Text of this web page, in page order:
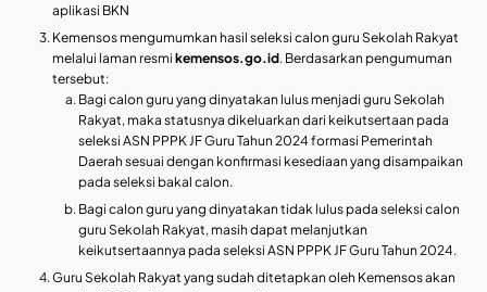
aplikasi BKN
Kemensos mengumumkan hasil seleksi calon guru Sekolah Rakyat
melalui laman resmi kemensos.go.id. Berdasarkan pengumuman
tersebut:
Bagi calon guru yang dinyatakan lulus menjadi guru Sekolah
Rakyat, maka statusnya dikeluarkan dari keikutsertaan pada
seleksi ASN PPPK JF Guru Tahun 2024 formasi Pemerintah
Daerah sesuai dengan konfirmasi kesediaan yang disampaikan
pada seleksi bakal calon.
Bagi calon guru yang dinyatakan tidak lulus pada seleksi calon
guru Sekolah Rakyat, masih dapat melanjutkan
keikutsertaannya pada seleksi ASN PPPK JF Guru Tahun 2024.
Guru Sekolah Rakyat yang sudah ditetapkan oleh Kemensos akan